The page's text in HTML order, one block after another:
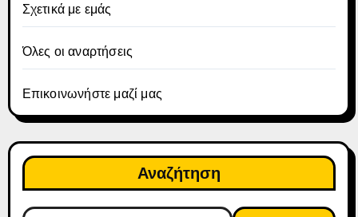
Σχετικά με εμάς
Όλες οι αναρτήσεις
Επικοινωνήστε μαζί μας
Αναζήτηση